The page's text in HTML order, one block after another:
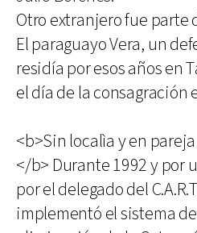
Otro extranjero fue parte
El paraguayo Vera, un
residía por esos años en
el día de la consagración
<b>Sin localìa y en
</b> Durante 1992 y por
por el delegado del
implementó el sistema